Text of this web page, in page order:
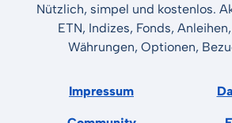
Nützlich, simpel und kostenlos.
ETN, Indizes, Fonds,
Währungen, Optionen,
Impressum